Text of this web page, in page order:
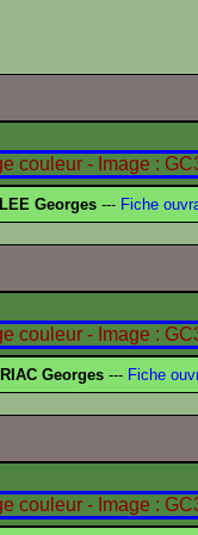
Georges --- Fiche
Georges --- Fiche